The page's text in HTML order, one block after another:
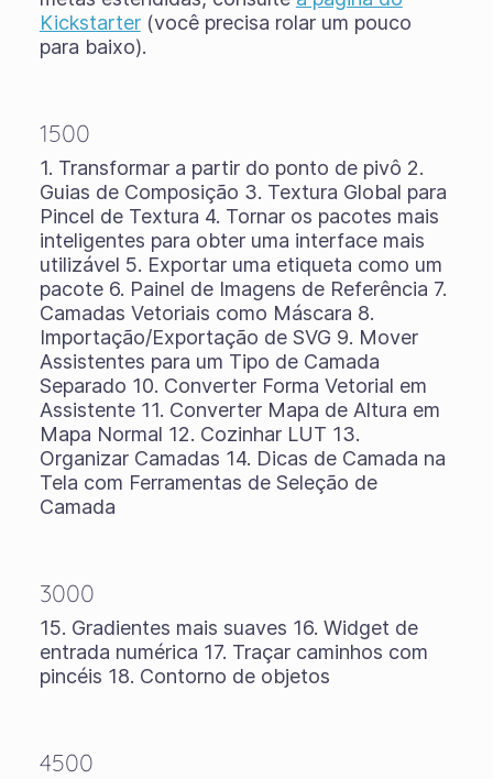
Kickstarter(você precisa rolar um pouco
para baixo).
1500
1. Transformar a partir do ponto de pivô 2.
Guias de Composição 3. Textura Global para
Pincel de Textura 4. Tornar os pacotes mais
inteligentes para obter uma interface mais
utilizável 5. Exportar uma etiqueta como um
pacote 6. Painel de Imagens de Referência 7.
Camadas Vetoriais como Máscara 8.
Importação/Exportação de SVG 9. Mover
Assistentes para um Tipo de Camada
Separado 10. Converter Forma Vetorial em
Assistente 11. Converter Mapa de Altura em
Mapa Normal 12. Cozinhar LUT 13.
Organizar Camadas 14. Dicas de Camada na
Tela com Ferramentas de Seleção de
Camada
3000
15. Gradientes mais suaves 16. Widget de
entrada numérica 17. Traçar caminhos com
pincéis 18. Contorno de objetos
4500